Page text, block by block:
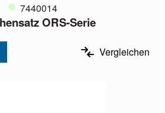
7440014
ORS-Serie
Vergleichen